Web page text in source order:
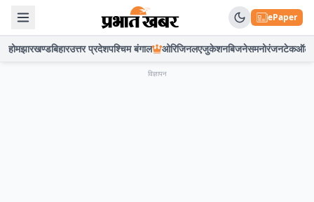
ePaper
होमझारखण्डबिहारउत्तर प्रदेशपश्चिम बंगाल ओरिजिनलएजुकेशनबिजनेसमनोरंजनटेकऑटो
विज्ञापन